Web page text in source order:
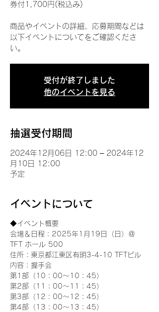
券付1,700円(税込み)
商品やイベントの詳細、応募期間などは
以下イベントについてをご確認くださ
い。
受付が終了しました
他のイベントを見る
抽選受付期間
2024年12月06日 12:00 – 2024年12
月10日 12:00
予定
イベントについて
◆イベント概要
会場＆日程：2025年1月19日（日）＠
TFT ホール 500
住所：東京都江東区有明3-4-10 TFTビル
内容：握手会
第1部（10：00～10：45）
第2部（11：00～11：45）
第3部（12：00～12：45）
第4部（13：00～13：45）